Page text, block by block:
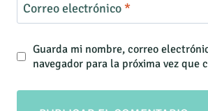
Correo electrónico *
Guarda mi nombre, correo
navegador para la próxima vez que